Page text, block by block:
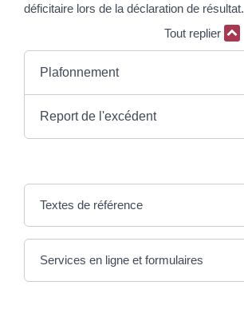
déficitaire lors de la déclaration de résultat.
Tout replier
Plafonnement
Report de l'excédent
Textes de référence
Services en ligne et formulaires